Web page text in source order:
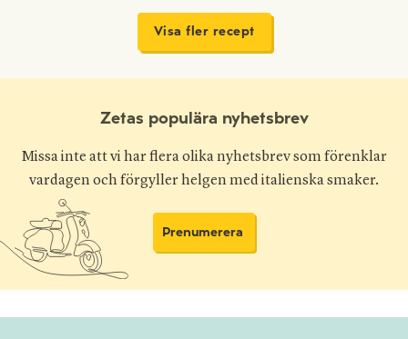
Visa fler recept
Zetas populära nyhetsbrev
Missa inte att vi har flera olika nyhetsbrev som förenklar
vardagen och förgyller helgen med italienska smaker.
Prenumerera